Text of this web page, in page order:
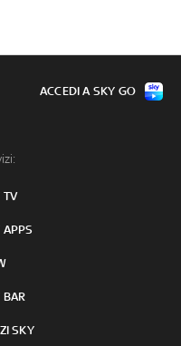
TV
APPS
BAR
SKY
ACCEDI A SKY GO